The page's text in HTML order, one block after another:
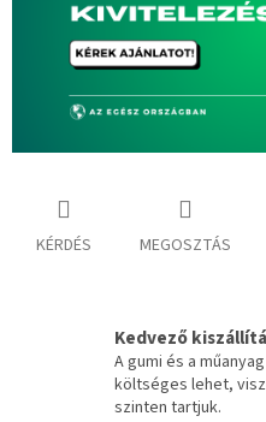
KÉRDÉS MEGOSZTÁS
Kedvező
A gumi és a
költséges lehet,
szinten tartjuk.